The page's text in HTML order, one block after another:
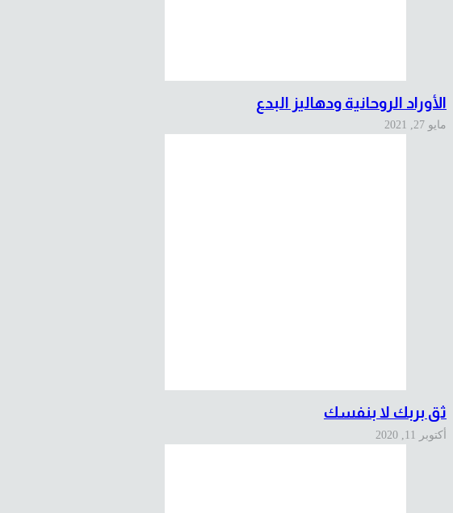
الأوراد الروحانية ودهاليز البدع
مايو 27, 2021
ثق بربك لا بنفسك
أكتوبر 11, 2020